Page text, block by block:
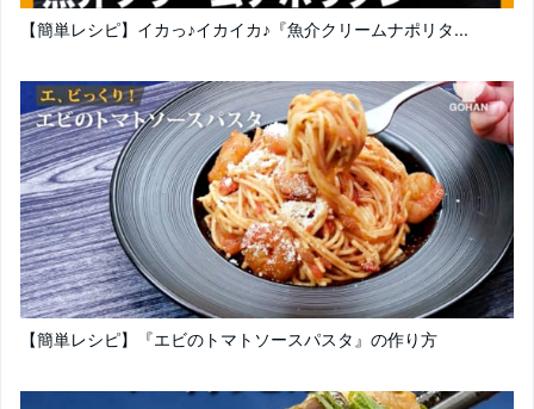
【簡単レシピ】イカっ♪イカイカ♪『魚介クリームナポリタ...
【簡単レシピ】『エビのトマトソースパスタ』の作り方